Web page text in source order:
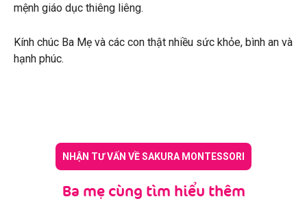
mệnh giáo dục thiêng liêng.
Kính chúc Ba Mẹ và các con thật nhiều sức khỏe, bình an và
hạnh phúc.
NHẬN TƯ VẤN VỀ SAKURA MONTESSORI
Ba mẹ cùng tìm hiểu thêm